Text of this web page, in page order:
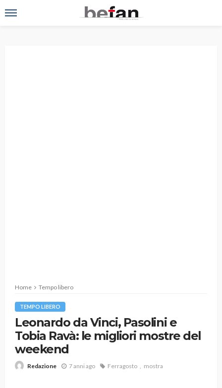
Home Tempo libero
TEMPO LIBERO
Leonardo da Vinci, Pasolini e
Tobia Ravà: le migliori mostre del
weekend
Redazione 7 anni ago Ferragosto mostra